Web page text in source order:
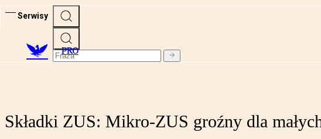
Serwisy
PRO
Składki ZUS: Mikro-ZUS groźny dla